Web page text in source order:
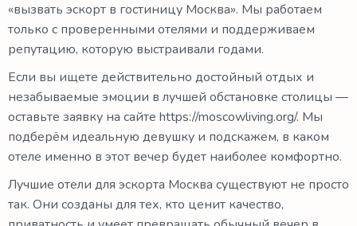
«вызвать эскорт в гостиницу Москва». Мы работаем
только с проверенными отелями и поддерживаем
репутацию, которую выстраивали годами.
Если вы ищете действительно достойный отдых и
незабываемые эмоции в лучшей обстановке столицы —
оставьте заявку на сайте https://moscowliving.org/. Мы
подберём идеальную девушку и подскажем, в каком
отеле именно в этот вечер будет наиболее комфортно.
Лучшие отели для эскорта Москва существуют не просто
так. Они созданы для тех, кто ценит качество,